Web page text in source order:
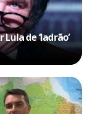
de ‘ladrão’